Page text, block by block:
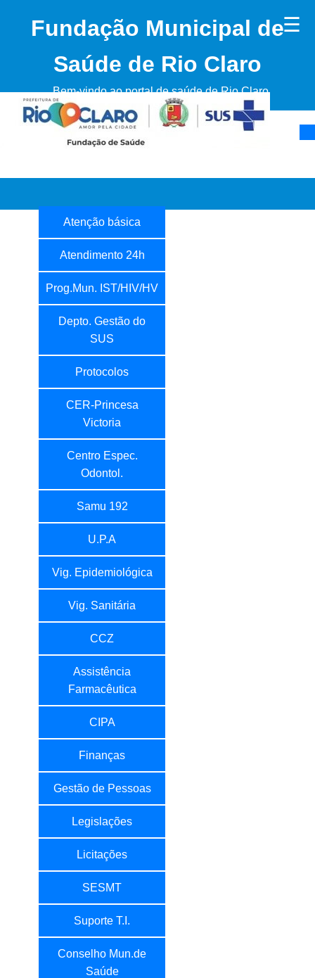
Fundação Municipal de
Saúde de Rio Claro
Bem-vindo ao portal de saúde de Rio Claro
☰
Atenção básica
Atendimento 24h
Prog.Mun. IST/HIV/HV
Depto. Gestão do
SUS
Protocolos
CER-Princesa
Victoria
Centro Espec.
Odontol.
Samu 192
U.P.A
Vig. Epidemiológica
Vig. Sanitária
CCZ
Assistência
Farmacêutica
CIPA
Finanças
Gestão de Pessoas
Legislações
Licitações
SESMT
Suporte T.I.
Conselho Mun.de
Saúde